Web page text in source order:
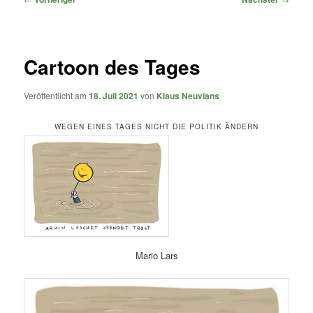
Cartoon des Tages
Veröffentlicht am18. Juli 2021 von Klaus Neuvians
WEGEN EINES TAGES NICHT DIE POLITIK ÄNDERN
Mario Lars